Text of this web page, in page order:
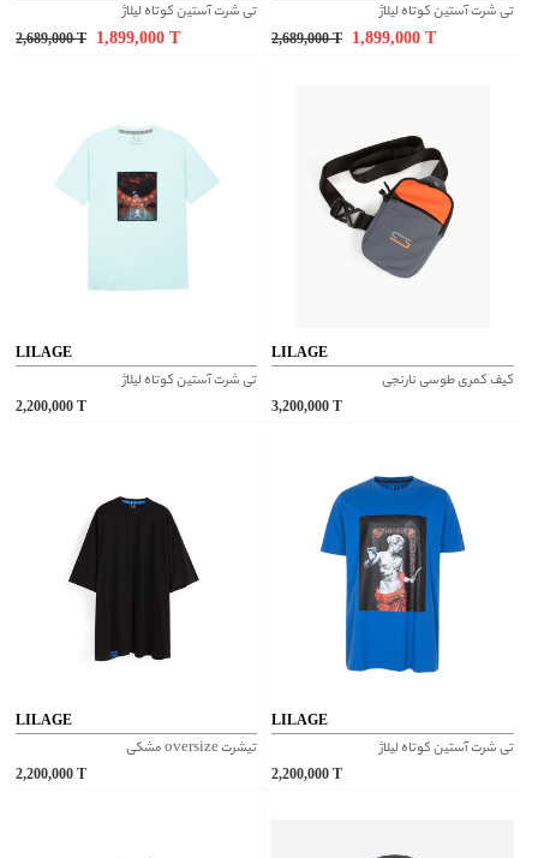
تی شرت آستین کوتاه لیلاژ
2,689,000 T 1,899,000
تی شرت آستین کوتاه لیلاژ
2,689,000 T 1,899,000
LILAGE
تی شرت آستین کوتاه لیلاژ
2,200,000
LILAGE
کیف کمری طوسی نارنجی
3,200,000
LILAGE
تیشرت oversize مشکی
2,200,000
LILAGE
تی شرت آستین کوتاه لیلاژ
2,200,000